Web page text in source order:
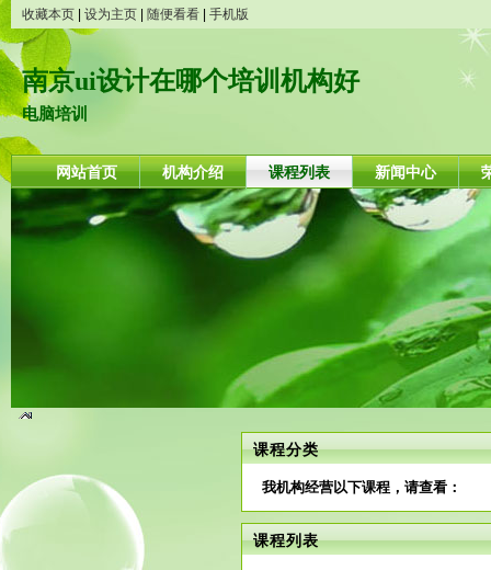
收藏本页 设为主页 随便看看 手机版
南京ui设计在哪个培训机构好
电脑培训
网站首页 机构介绍 课程列表 新闻中心
课程分类
我机构经营以下课程，请查看：
课程列表